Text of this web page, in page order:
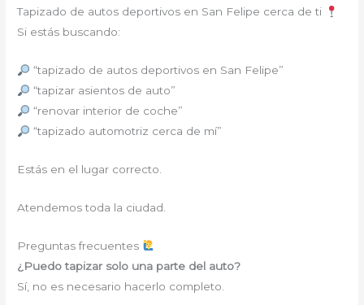
Tapizado de autos deportivos en San Felipe cerca de ti
Si estás buscando:
“tapizado de autos deportivos en San Felipe”
“tapizar asientos de auto”
“renovar interior de coche”
“tapizado automotriz cerca de mí”
Estás en el lugar correcto.
Atendemos toda la ciudad.
Preguntas frecuentes
¿Puedo tapizar solo una parte del auto?
Sí, no es necesario hacerlo completo.